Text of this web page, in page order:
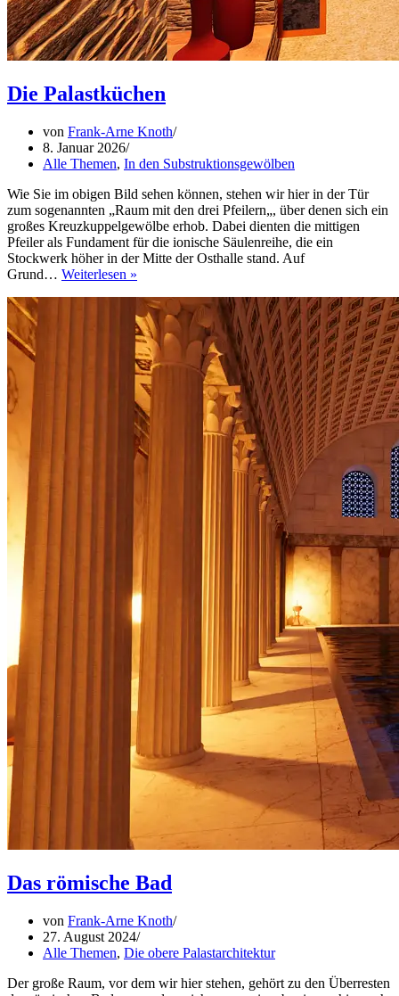
Die Palastküchen
von Frank-Arne Knoth
8. Januar 2026
Alle Themen, In den Substruktionsgewölben
Wie Sie im obigen Bild sehen können, stehen wir hier in der Tür
zum sogenannten „Raum mit den drei Pfeilern„, über denen sich ein
großes Kreuzkuppelgewölbe erhob. Dabei dienten die mittigen
Pfeiler als Fundament für die ionische Säulenreihe, die ein
Stockwerk höher in der Mitte der Osthalle stand. Auf
Grund… Weiterlesen »
Das römische Bad
von Frank-Arne Knoth
27. August 2024
Alle Themen, Die obere Palastarchitektur
Der große Raum, vor dem wir hier stehen, gehört zu den Überresten